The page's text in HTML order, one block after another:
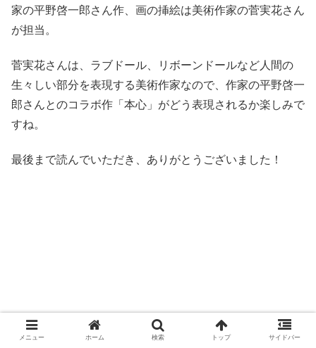
家の平野啓一郎さん作、画の挿絵は美術作家の菅実花さん
が担当。
菅実花さんは、ラブドール、リボーンドールなど人間の
生々しい部分を表現する美術作家なので、作家の平野啓一
郎さんとのコラボ作「本心」がどう表現されるか楽しみで
すね。
最後まで読んでいただき、ありがとうございました！
メニュー ホーム 検索 トップ サイドバー